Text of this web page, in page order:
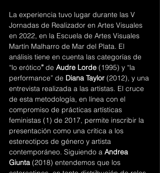
La experiencia tuvo lugar durante las V
Jornadas de Realizador en Artes Visuales
en 2022, en la Escuela de Artes Visuales
Martín Malharro de Mar del Plata. El
análisis tiene en cuenta las categorías de
“lo erótico” de Audre Lorde (1995) y “la
performance” de Diana Taylor (2012), y una
entrevista realizada a las artistas. El cruce
de esta metodología, en línea con el
compromiso de prácticas artísticas
feministas (1) de 2017, permite inscribir la
presentación como una crítica a los
estereotipos de género y artista
contemporáneo. Siguiendo a Andrea
Giunta (2018) entendemos que los